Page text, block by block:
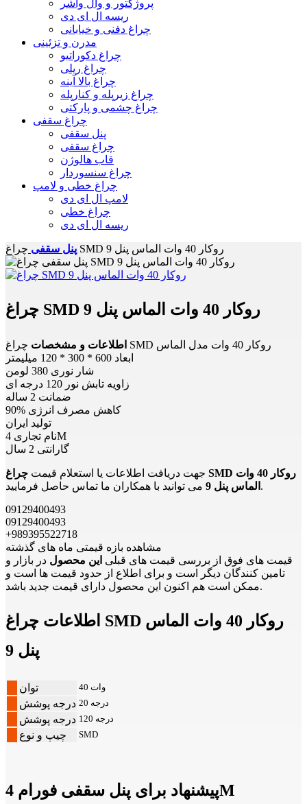
پروژکتور و وال واشر
ریسه ال ای دی
چراغ دفنی و خیابانی
مدرن و تزئینی
چراغ دکوراتیو
چراغ ریلی
چراغ بالا آینه
چراغ زیرپله و کنارپله
چراغ چشمی و پارکتی
چراغ سقفی
پنل سقفی
چراغ سقفی
قاب هالوژن
چراغ سنسوردار
چراغ خطی و لامپ
لامپ ال ای دی
چراغ خطی
ریسه ال ای دی
پنل سقفی چراغ SMD روکار 40 وات الماس پنل 9
چراغ SMD روکار 40 وات الماس پنل 9
اطلاعات و مشخصات
چراغ SMD روکار 40 وات مدل الماس
ابعاد 600 * 300 * 120 میلیمتر
شار نوری 380 لومن
زاویه تابش نور 120 درجه ای
ضمانت 2 ساله
90% کاهش مصرف انرژی
تولید ایران
نام تجاری 4M
گارانتی 2 سال
جهت دریافت اطلاعات یا استعلام قیمت چراغ SMD روکار 40 وات
الماس پنل 9 می توانید با همکاران ما تماس حاصل فرمایید.
09129400493
09129400493
+989395522718
مشاهده بازه قیمتی ماه های گذشته
قیمت های فوق از بررسی قیمت های قبلی این محصول در بازار و
تامین کنندگان دیگر است و برای اطلاع از حدود قیمت ها است و
ممکن است هم اکنون این محصول دارای قیمت جدید باشد.
اطلاعات چراغ SMD روکار 40 وات الماس
پنل 9
توان 40 وات
درجه پوشش 20 درجه
درجه پوشش 120 درجه
چیپ و نوع SMD
پیشنهاد برای پنل سقفی فورام 4M